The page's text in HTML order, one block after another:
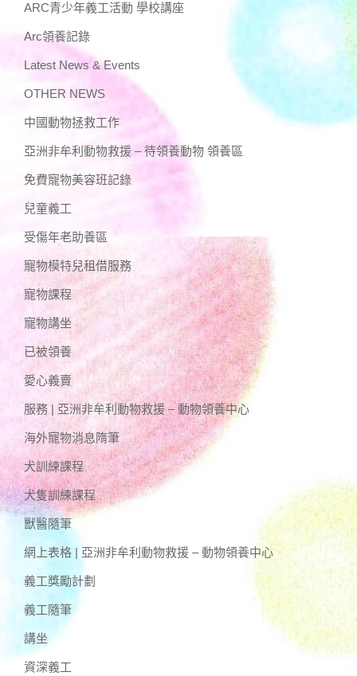
ARC青少年義工活動 學校講座
Arc領養記錄
Latest News & Events
OTHER NEWS
中國動物拯救工作
亞洲非牟利動物救援 – 待領養動物 領養區
免費寵物美容班記錄
兒童義工
受傷年老助養區
寵物模特兒租借服務
寵物課程
寵物講坐
已被領養
愛心義賣
服務 | 亞洲非牟利動物救援 – 動物領養中心
海外寵物消息隋筆
犬訓練課程
犬隻訓練課程
獸醫隨筆
網上表格 | 亞洲非牟利動物救援 – 動物領養中心
義工獎勵計劃
義工隨筆
講坐
資深義工